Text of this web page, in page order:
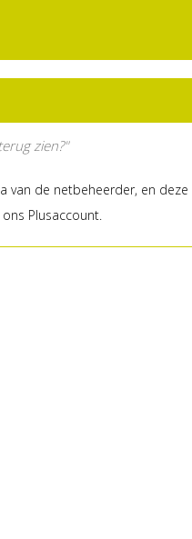
zien?"
de netbeheerder, en
Plusaccount.